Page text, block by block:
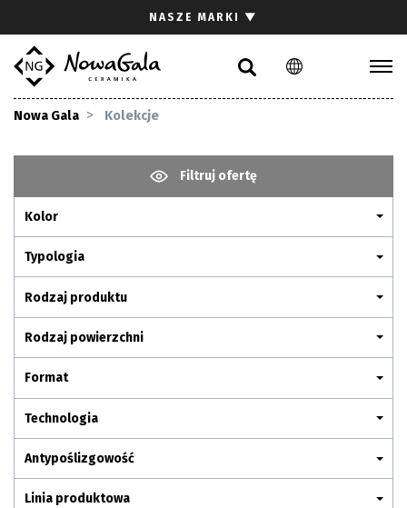
PL EN
NASZE MARKI ▼
Nowa Gala Kolekcje
Filtruj ofertę
Kolor
Typologia
Rodzaj produktu
Rodzaj powierzchni
Format
Technologia
Antypoślizgowość
Linia produktowa
Gdzie kupić
Pliki do pobrania
Pytania i odpowiedzi
Kariera
Kontakt
Komunikacja z akcjonariuszami